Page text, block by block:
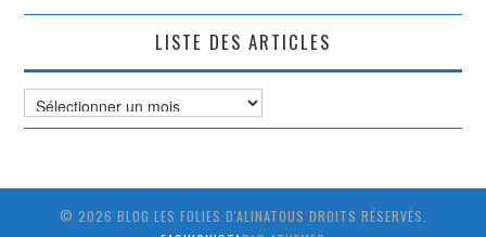
LISTE DES ARTICLES
Liste
des
© 2026 BLOG LES FOLIES D'ALINATOUS DROITS RÉSERVÉS.